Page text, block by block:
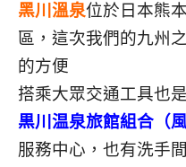
黑川溫泉位於日本熊
區，這次我們的九州
的方便
搭乘大眾交通工具也
黒川温泉旅館組合（風
服務中心，也有洗手